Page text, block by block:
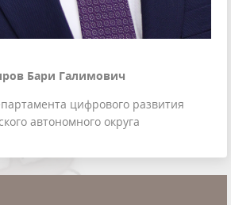
Бари Галимович
цифрового развития
автономного округа